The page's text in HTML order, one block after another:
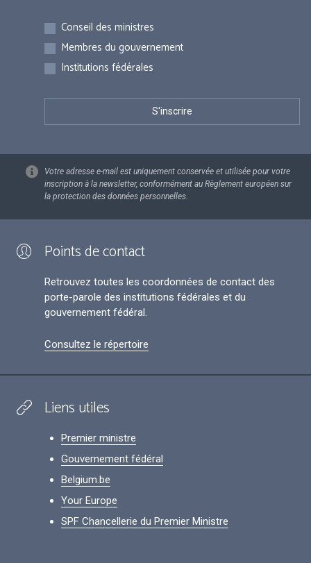
Inscriptions
Conseil des ministres
Membres du gouvernement
Institutions fédérales
Votre adresse e-mail est uniquement conservée et utilisée pour votre
inscription à la newsletter, conformément au Règlement européen sur
la protection des données personnelles.
Points de contact
Retrouvez toutes les coordonnées de contact des
porte-parole des institutions fédérales et du
gouvernement fédéral.
Consultez le répertoire
Liens utiles
Premier ministre
Gouvernement fédéral
Belgium.be
Your Europe
SPF Chancellerie du Premier Ministre